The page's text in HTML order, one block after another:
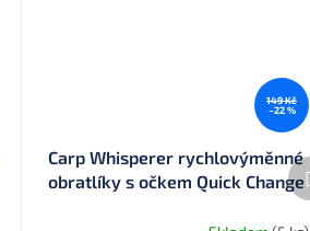
149 Kč
–22 %
Carp Whisperer rychlovýměnné
obratlíky s očkem Quick Change
Ring Swivel 10 ks vel. 8 (QCRS)